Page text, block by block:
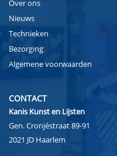
Over ons
Nieuws
Technieken
Bezorging
Algemene voorwaarden
CONTACT
Kanis Kunst en Lijsten
Gen. Cronjéstraat 89-91
2021 JD Haarlem